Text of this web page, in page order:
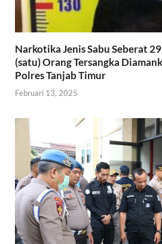
Narkotika Jenis Sabu Seberat
(satu) Orang Tersangka
Polres Tanjab Timur
Februari 13, 2025